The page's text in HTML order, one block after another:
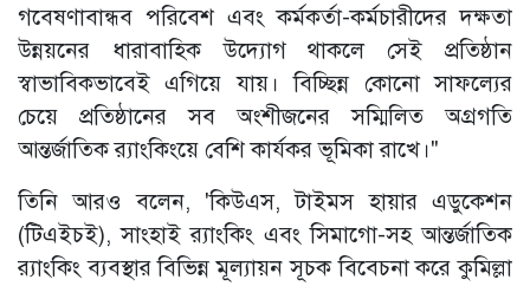
গবেষণাবান্ধব পরিবেশ এবং কর্মকর্তা-কর্মচারীদের দক্ষতা
উন্নয়নের ধারাবাহিক উদ্যোগ থাকলে সেই প্রতিষ্ঠান
স্বাভাবিকভাবেই এগিয়ে যায়। বিচ্ছিন্ন কোনো সাফল্যের
চেয়ে প্রতিষ্ঠানের সব অংশীজনের সম্মিলিত অগ্রগতি
আন্তর্জাতিক র‍্যাংকিংয়ে বেশি কার্যকর ভূমিকা রাখে।"
তিনি আরও বলেন, 'কিউএস, টাইমস হায়ার এডুকেশন
(টিএইচই), সাংহাই র‍্যাংকিং এবং সিমাগো-সহ আন্তর্জাতিক
র‍্যাংকিং ব্যবস্থার বিভিন্ন মূল্যায়ন সূচক বিবেচনা করে কুমিল্লা